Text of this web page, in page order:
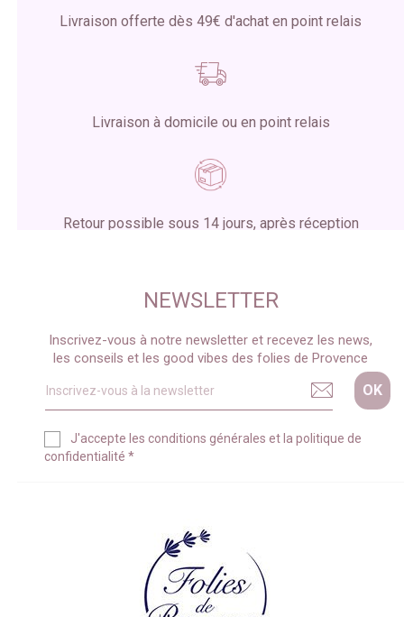
Livraison offerte dès 49€ d'achat en point relais
Livraison à domicile ou en point relais
Retour possible sous 14 jours, après réception
NEWSLETTER
Inscrivez-vous à notre newsletter et recevez les news,
les conseils et les good vibes des folies de Provence
J'accepte les conditions générales et la politique de
confidentialité *